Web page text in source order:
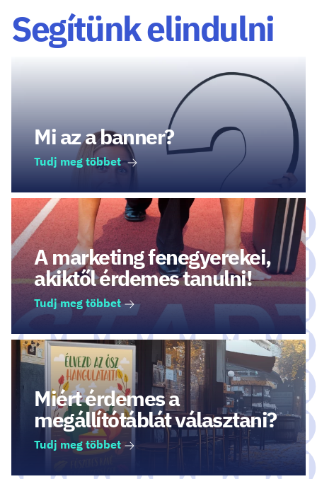
Segítünk elindulni
Mi az a banner?
Tudj meg többet
A marketing fenegyerekei,
akiktől érdemes tanulni!
Tudj meg többet
Miért érdemes a
megállítótáblát választani?
Tudj meg többet